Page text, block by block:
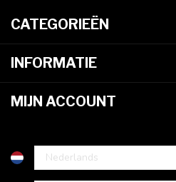
CATEGORIEËN
INFORMATIE
MIJN ACCOUNT